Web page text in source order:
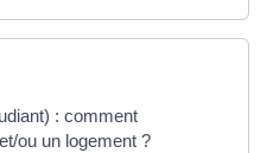
: comment
ou un logement ?